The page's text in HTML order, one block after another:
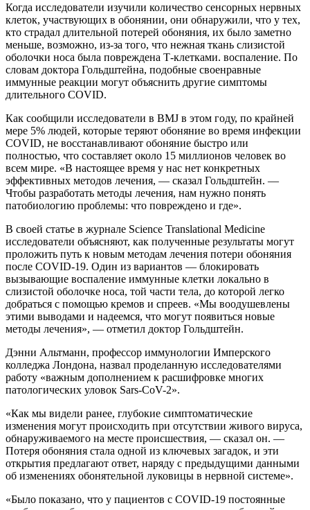
Когда исследователи изучили количество сенсорных нервных
клеток, участвующих в обонянии, они обнаружили, что у тех,
кто страдал длительной потерей обоняния, их было заметно
меньше, возможно, из-за того, что нежная ткань слизистой
оболочки носа была повреждена Т-клетками. воспаление. По
словам доктора Гольдштейна, подобные своенравные
иммунные реакции могут объяснить другие симптомы
длительного COVID.
Как сообщили исследователи в BMJ в этом году, по крайней
мере 5% людей, которые теряют обоняние во время инфекции
COVID, не восстанавливают обоняние быстро или
полностью, что составляет около 15 миллионов человек во
всем мире. «В настоящее время у нас нет конкретных
эффективных методов лечения, — сказал Гольдштейн. —
Чтобы разработать методы лечения, нам нужно понять
патобиологию проблемы: что повреждено и где».
В своей статье в журнале Science Translational Medicine
исследователи объясняют, как полученные результаты могут
проложить путь к новым методам лечения потери обоняния
после COVID-19. Один из вариантов — блокировать
вызывающие воспаление иммунные клетки локально в
слизистой оболочке носа, той части тела, до которой легко
добраться с помощью кремов и спреев. «Мы воодушевлены
этими выводами и надеемся, что могут появиться новые
методы лечения», — отметил доктор Гольдштейн.
Дэнни Альтманн, профессор иммунологии Имперского
колледжа Лондона, назвал проделанную исследователями
работу «важным дополнением к расшифровке многих
патологических уловок Sars-CoV-2».
«Как мы видели ранее, глубокие симптоматические
изменения могут происходить при отсутствии живого вируса,
обнаруживаемого на месте происшествия, — сказал он. —
Потеря обоняния стала одной из ключевых загадок, и эти
открытия предлагают ответ, наряду с предыдущими данными
об изменениях обонятельной луковицы в нервной системе».
«Было показано, что у пациентов с COVID-19 постоянные